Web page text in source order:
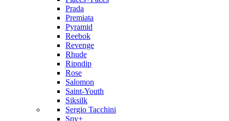
Prada
Premiata
Pyramid
Reebok
Revenge
Rhude
Ripndip
Rose
Salomon
Saint-Youth
Siksilk
Sergio Tacchini
Spy+